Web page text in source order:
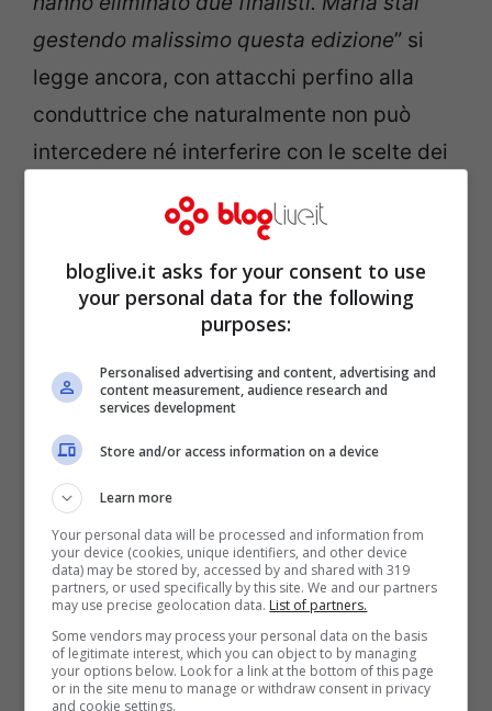
gestendo malissimo questa edizione” si
legge ancora, con attacchi perfino alla
conduttrice che naturalmente non può
intercedere né interferire con le scelte dei
https://twitter.com/pergliamicialee/status/
1517995139121176585
Stash, Emanuele Filiberto e Stefano De
Martinosono finiti nel mirino dei fan.
Grazie, anche stasera avete dimostrato di
piuttosto arrabbiata. C’è chi non si
capacita dell’eliminazione di LDA. “Non ci
credo che esce luca, mi si è appena
spezzato il cuore. Sto piangendo fiumi
” un
altro messaggio su Twitter, che con
l’hastag “#Amici21” ha davvero tantissimi
bloglive.it asks for your consent to use
your personal data for the following
purposes:
Personalised advertising and content, advertising and
content measurement, audience research and
services development
Store and/or access information on a device
Learn more
Your personal data will be processed and information from
your device (cookies, unique identifiers, and other device
data) may be stored by, accessed by and shared with 319
partners, or used specifically by this site. We and our partners
may use precise geolocation data. List of partners.
Some vendors may process your personal data on the basis
of legitimate interest, which you can object to by managing
your options below. Look for a link at the bottom of this page
or in the site menu to manage or withdraw consent in privacy
and cookie settings.